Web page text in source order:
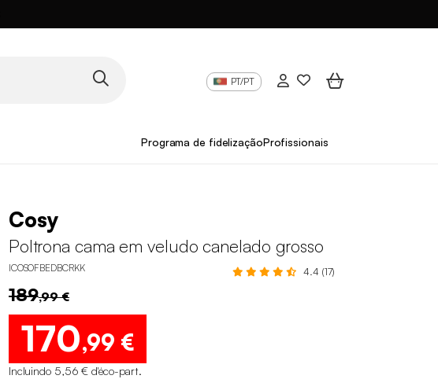
PT/PT
Programa de fidelizaçãoProfissionais
Cosy
Poltrona cama em veludo canelado grosso
ICOSOFBEDBCRKK 4.4 (17)
189,99 €
170,99 €
Incluindo 5,56 € d'éco-part.